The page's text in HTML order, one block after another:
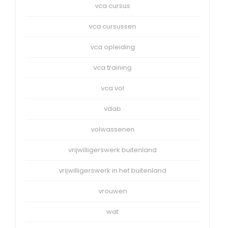
vca cursus
vca cursussen
vca opleiding
vca training
vca vol
vdab
volwassenen
vrijwilligerswerk buitenland
vrijwilligerswerk in het buitenland
vrouwen
wat